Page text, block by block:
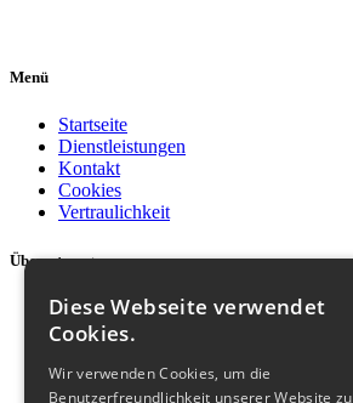
Menü
Startseite
Dienstleistungen
Kontakt
Cookies
Vertraulichkeit
Übersetzungen
Übersetzungen ins Englische
Übersetzungen ins Deutsche
Technische Übersetzungen
Medizinische Übersetzungen
Diese Webseite verwendet
Cookies.
Wir verwenden Cookies, um die
Benutzerfreundlichkeit unserer Website zu